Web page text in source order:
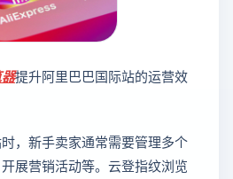
提升阿里巴巴国际站的运营效
，新手卖家通常需要管理多个
展营销活动等。云登指纹浏览